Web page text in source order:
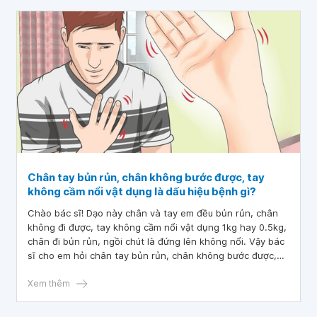
Chân tay bủn rủn, chân không bước được, tay
không cầm nổi vật dụng là dấu hiệu bệnh gì?
Chào bác sĩ! Dạo này chân và tay em đều bủn rủn, chân
không đi được, tay không cầm nổi vật dụng 1kg hay 0.5kg,
chân đi bủn rủn, ngồi chút là đứng lên không nổi. Vậy bác
sĩ cho em hỏi chân tay bủn rủn, chân không bước được,
bác sĩ tư vấn và giải đáp
Xem thêm